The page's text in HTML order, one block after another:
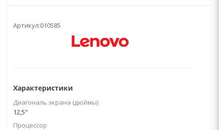
Артикул:010585
Характеристики
Диагональ экрана (дюймы)
12,5"
Процессор